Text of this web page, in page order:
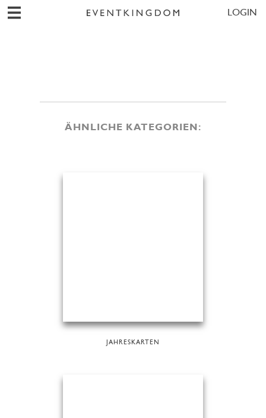
LOGIN
ÄHNLICHE KATEGORIEN:
JAHRESKARTEN